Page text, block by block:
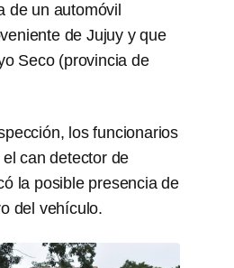
de un automóvil
de Jujuy y que
Seco (provincia de
los funcionarios
can detector de
la posible presencia de
del vehículo.